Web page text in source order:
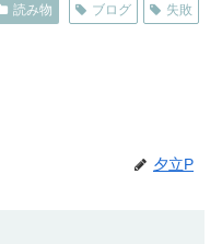
読み物 ブログ 失敗
夕立P